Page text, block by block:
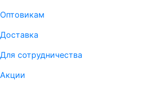
Оптовикам
Доставка
Для сотрудничества
Акции